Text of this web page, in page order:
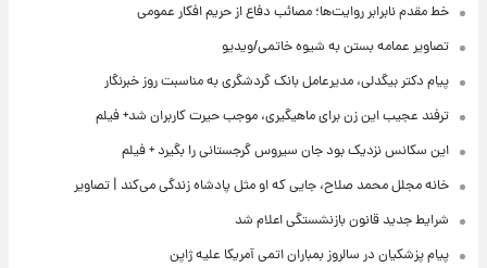
خط مقدم نابرابر روایت‌ها؛ مصائب دفاع از حریم افکار عمومی
تصاویر عمامه بستن به شیوه خاتمی/ویدیو
پیام دکتر بیگدلی، مدیرعامل بانک گردشگری به مناسبت روز خبرنگار
ترفند عجیب این زن برای ماهیگیری، موجب حیرت کاربران شد+ فیلم
این سکانس نزدیک بود جان سیروس گرجستانی را بگیرد + فیلم
خانه مجلل محمد صلاح، جایی که او مثل پادشاه زندگی می‌کند | تصاویر
شرایط جدید قانون بازنشستگی اعلام شد
پیام پزشکیان در سالروز بمباران اتمی آمریکا علیه ژاپن